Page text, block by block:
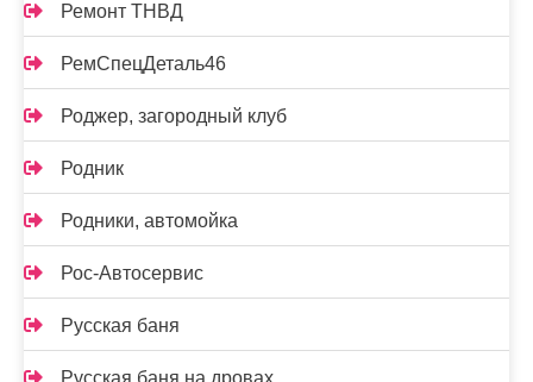
Ремонт ТНВД
РемСпецДеталь46
Роджер, загородный клуб
Родник
Родники, автомойка
Рос-Автосервис
Русская баня
Русская баня на дровах